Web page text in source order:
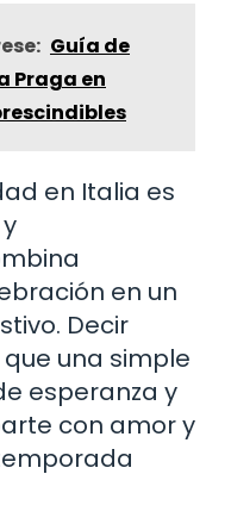
Guía de
Praga en
en Italia es
en un
Decir
una simple
esperanza y
con amor y